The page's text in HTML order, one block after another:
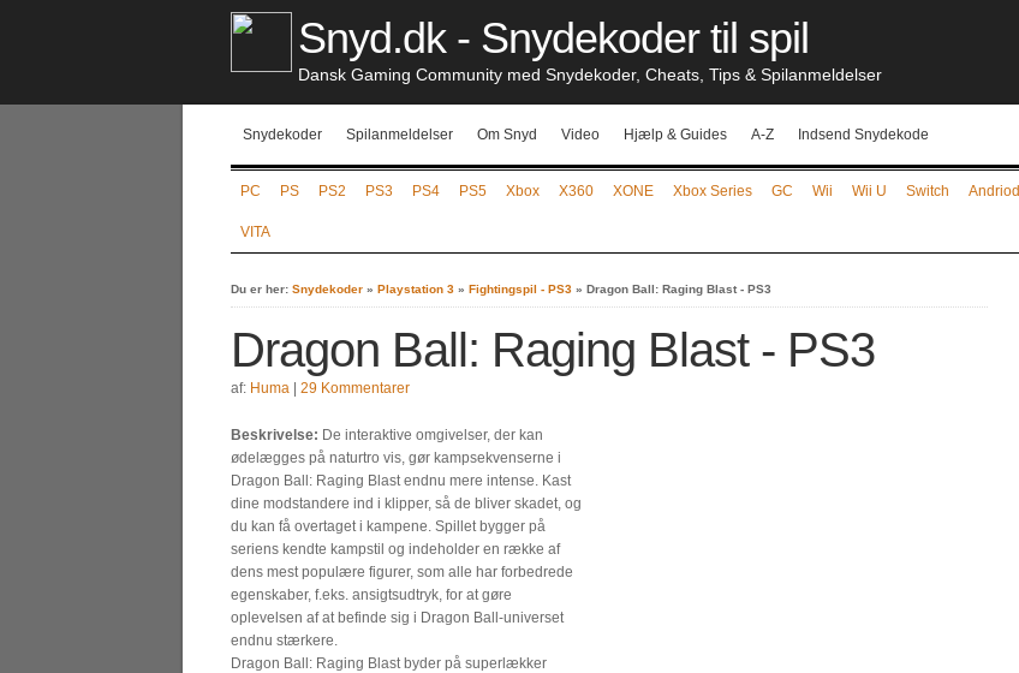
Snyd.dk - Snydekoder til spil
Dansk Gaming Community med Snydekoder, Cheats, Tips & Spilanmeldelser
Snydekoder Spilanmeldelser Om Snyd Video Hjælp & Guides A-Z Indsend Snydekode
PC PS PS2 PS3 PS4 PS5 Xbox X360 XONE Xbox Series GC Wii Wii U Switch Andriod
VITA
Du er her: Snydekoder » Playstation 3 » Fightingspil - PS3 » Dragon Ball: Raging Blast - PS3
Dragon Ball: Raging Blast - PS3
af: Huma 29 Kommentarer
Beskrivelse: De interaktive omgivelser, der kan
ødelægges på naturtro vis, gør kampsekvenserne i
Dragon Ball: Raging Blast endnu mere intense. Kast
dine modstandere ind i klipper, så de bliver skadet, og
du kan få overtaget i kampene. Spillet bygger på
seriens kendte kampstil og indeholder en række af
dens mest populære figurer, som alle har forbedrede
egenskaber, f.eks. ansigtsudtryk, for at gøre
oplevelsen af at befinde sig i Dragon Ball-universet
endnu stærkere.
Dragon Ball: Raging Blast byder på superlækker